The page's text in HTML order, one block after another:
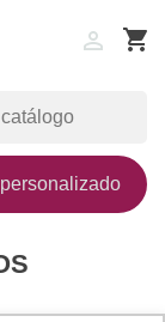
shopping_cart
